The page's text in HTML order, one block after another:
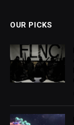
OUR PICKS